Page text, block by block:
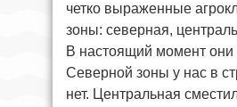
четко выраженные
зоны: северная,
В настоящий момент они
Северной зоны у нас в
нет. Центральная